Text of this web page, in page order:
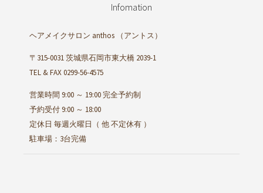
Infomation
ヘアメイクサロン anthos （アントス）
〒315-0031 茨城県石岡市東大橋 2039-1
TEL & FAX 0299-56-4575
営業時間 9:00 ～ 19:00 完全予約制
予約受付 9:00 ～ 18:00
定休日 毎週火曜日（ 他 不定休有 ）
駐車場：3台完備